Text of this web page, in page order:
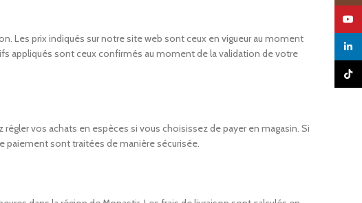
Les prix indiqués sur notre site web sont ceux en vigueur au moment
appliqués sont ceux confirmés au moment de la validation de votre
vos achats en espèces si vous choisissez de payer en magasin. Si
paiement sont traitées de manière sécurisée.